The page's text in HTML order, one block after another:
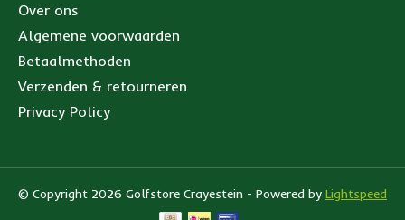
Over ons
Algemene voorwaarden
Betaalmethoden
Verzenden & retourneren
Privacy Policy
© Copyright 2026 Golfstore Crayestein - Powered by Lightspeed